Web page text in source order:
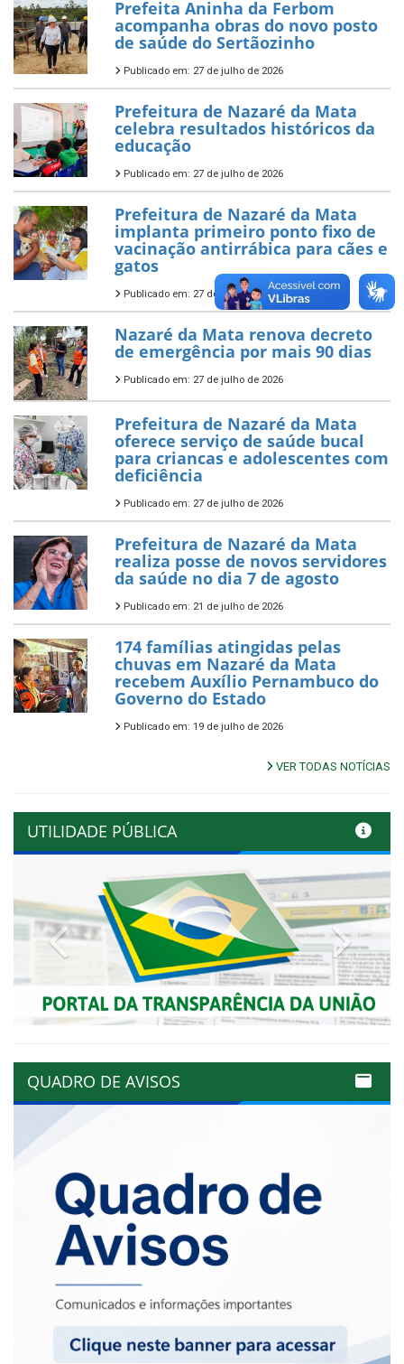
Prefeita Aninha da Ferbom
acompanha obras do novo posto
de saúde do Sertãozinho
Publicado em: 27 de julho de 2026
Prefeitura de Nazaré da Mata
celebra resultados históricos da
educação
Publicado em: 27 de julho de 2026
Prefeitura de Nazaré da Mata
implanta primeiro ponto fixo de
vacinação antirrábica para cães e
gatos
Publicado em: 27 de julho de 2026
Nazaré da Mata renova decreto
de emergência por mais 90 dias
Publicado em: 27 de julho de 2026
Prefeitura de Nazaré da Mata
oferece serviço de saúde bucal
para criancas e adolescentes com
deficiência
Publicado em: 27 de julho de 2026
Prefeitura de Nazaré da Mata
realiza posse de novos servidores
da saúde no dia 7 de agosto
Publicado em: 21 de julho de 2026
174 famílias atingidas pelas
chuvas em Nazaré da Mata
recebem Auxílio Pernambuco do
Governo do Estado
Publicado em: 19 de julho de 2026
VER TODAS NOTÍCIAS
UTILIDADE PÚBLICA
Previous Next
QUADRO DE AVISOS